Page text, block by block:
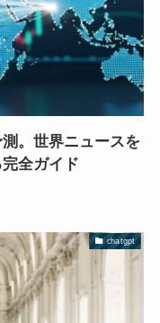
。世界ニュースを
全ガイド
chatgpt